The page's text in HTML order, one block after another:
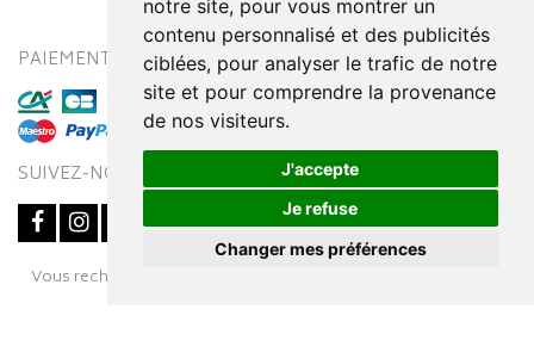
notre site, pour vous montrer un
contenu personnalisé et des publicités
ciblées, pour analyser le trafic de notre
site et pour comprendre la provenance
de nos visiteurs.
J'accepte
Je refuse
Changer mes préférences
PAIEMENT SÉCURISÉ MODES DE LIVRAISON
SUIVEZ-NOUS SUR
Vous recherchez un médicament ? Découvrez la pharmacie en